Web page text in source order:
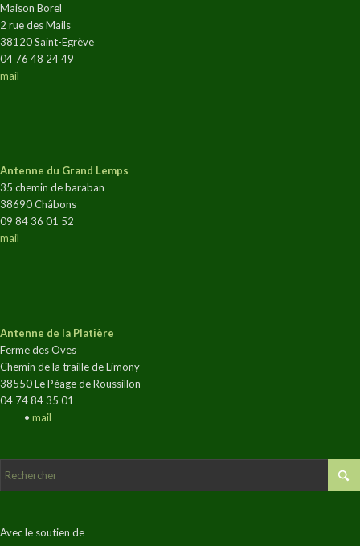
Maison Borel
2 rue des Mails
38120 Saint-Egrève
04 76 48 24 49
mail
Antenne du Grand Lemps
35 chemin de baraban
38690 Châbons
09 84 36 01 52
mail
Antenne de la Platière
Ferme des Oves
Chemin de la traille de Limony
38550 Le Péage de Roussillon
04 74 84 35 01
• mail
Avec le soutien de